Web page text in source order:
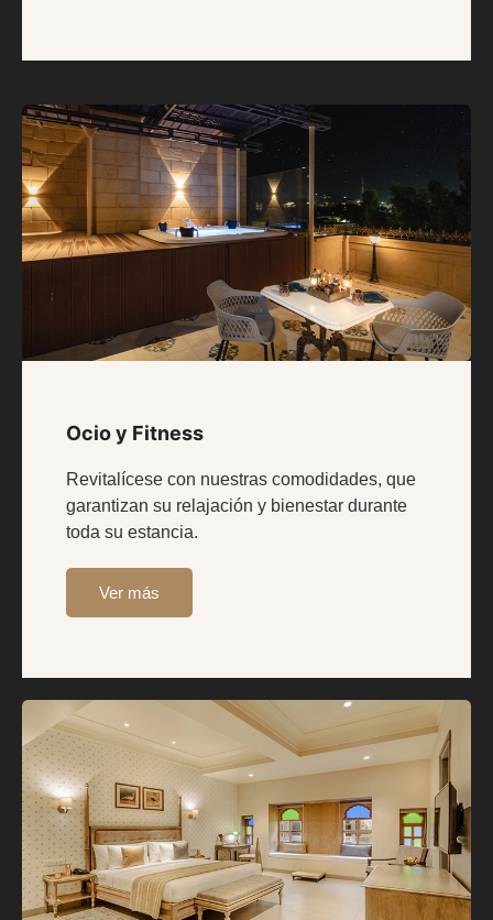
Ocio y Fitness
Revitalícese con nuestras comodidades, que
garantizan su relajación y bienestar durante
toda su estancia.
Ver más